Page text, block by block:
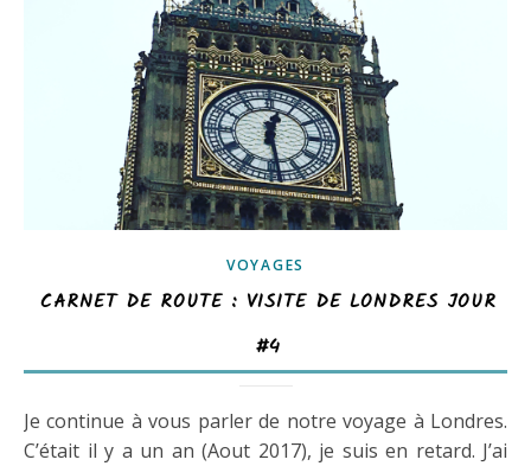
VOYAGES
CARNET DE ROUTE : VISITE DE LONDRES JOUR
#4
Je continue à vous parler de notre voyage à Londres.
C’était il y a un an (Aout 2017), je suis en retard. J’ai